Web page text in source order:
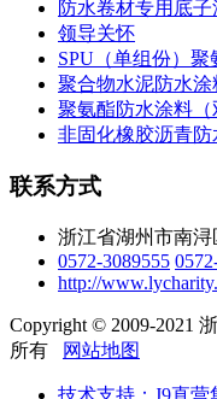
防水卷材专用底子
领导关怀
SPU（单组份）
聚合物水泥防水涂
聚氨酯防水涂料（
非固化橡胶沥青防
联系方式
浙江省湖州市南
0572-3089555
http://
Copyright © 2009-2021
所有
网站地图
技术支持：J9直营